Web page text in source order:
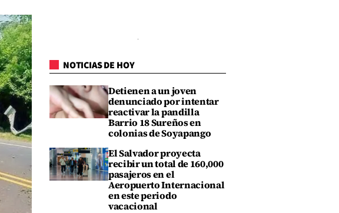
NOTICIAS DE HOY
Detienen a un joven
denunciado por intentar
reactivar la pandilla
Barrio 18 Sureños en
colonias de Soyapango
El Salvador proyecta
recibir un total de 160,000
pasajeros en el
Aeropuerto Internacional
en este periodo
vacacional